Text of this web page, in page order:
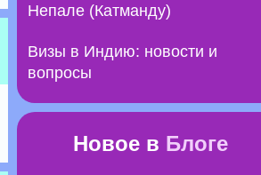
Непале (Катманду)
Визы в Индию: новости и
вопросы
Новое в Блоге